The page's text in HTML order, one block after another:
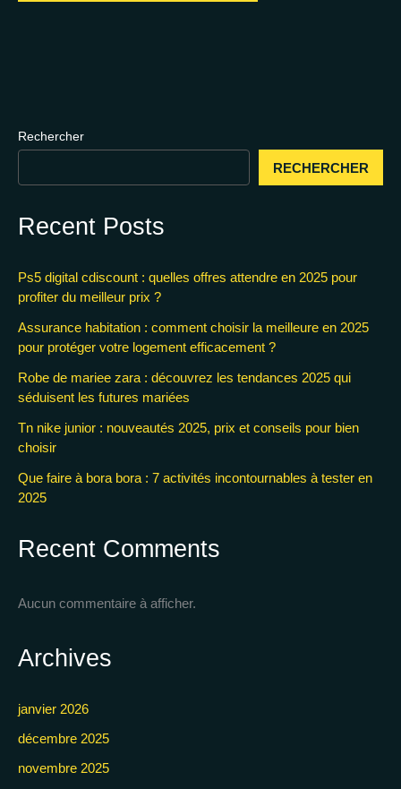
Rechercher
RECHERCHER
Recent Posts
Ps5 digital cdiscount : quelles offres attendre en 2025 pour
profiter du meilleur prix ?
Assurance habitation : comment choisir la meilleure en 2025
pour protéger votre logement efficacement ?
Robe de mariee zara : découvrez les tendances 2025 qui
séduisent les futures mariées
Tn nike junior : nouveautés 2025, prix et conseils pour bien
choisir
Que faire à bora bora : 7 activités incontournables à tester en
2025
Recent Comments
Aucun commentaire à afficher.
Archives
janvier 2026
décembre 2025
novembre 2025